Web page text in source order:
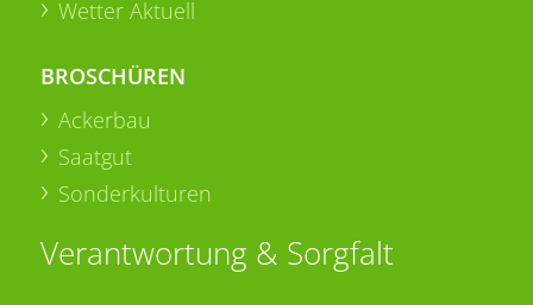
Wetter Aktuell
BROSCHÜREN
Ackerbau
Saatgut
Sonderkulturen
Verantwortung & Sorgfalt